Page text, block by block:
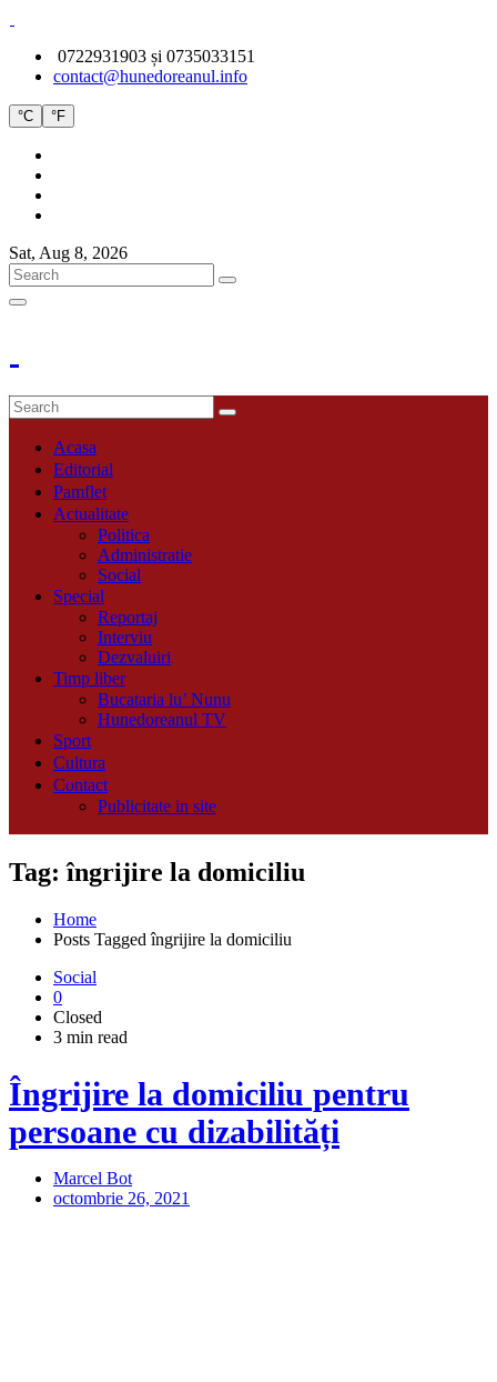
0722931903 și 0735033151
contact@hunedoreanul.info
°C °F
Sat, Aug 8, 2026
Acasa
Editorial
Pamflet
Actualitate
Politica
Administratie
Social
Special
Reportaj
Interviu
Dezvaluiri
Timp liber
Bucataria lu’ Nunu
Hunedoreanul TV
Sport
Cultura
Contact
Publicitate in site
Tag: îngrijire la domiciliu
Home
Posts Taggedîngrijire la domiciliu
Social
0
Closed
3 min read
Îngrijire la domiciliu pentru
persoane cu dizabilități
Marcel Bot
octombrie 26, 2021